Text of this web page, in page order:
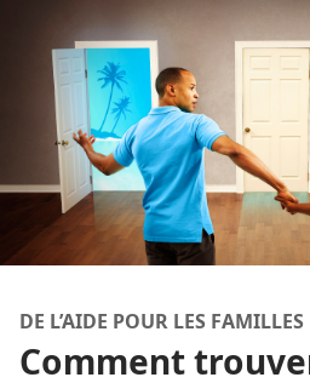
DE L’AIDE POUR LES
Comment